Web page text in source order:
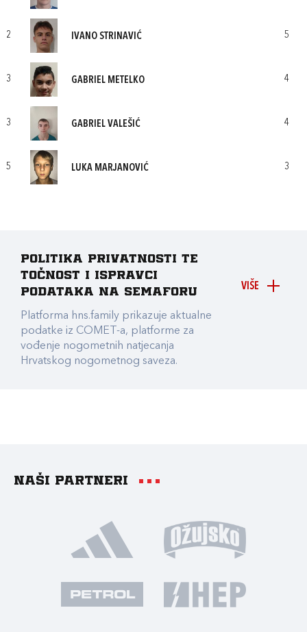
2 IVANO STRINAVIĆ 5
3 GABRIEL METELKO 4
3 GABRIEL VALEŠIĆ 4
5 LUKA MARJANOVIĆ 3
VIŠE
Politika privatnosti te
točnost i ispravci
podataka na Semaforu
Platforma hns.family prikazuje aktualne
podatke iz COMET-a, platforme za
vođenje nogometnih natjecanja
Hrvatskog nogometnog saveza.
Naši partneri